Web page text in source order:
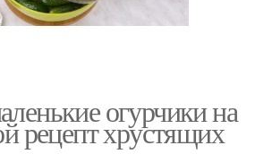
огурчики на
рецепт хрустящих